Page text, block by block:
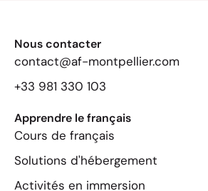
Nous contacter
contact@af-montpellier.com
+33 981 330 103
Apprendre le français
Cours de français
Solutions d'hébergement
Activités en immersion